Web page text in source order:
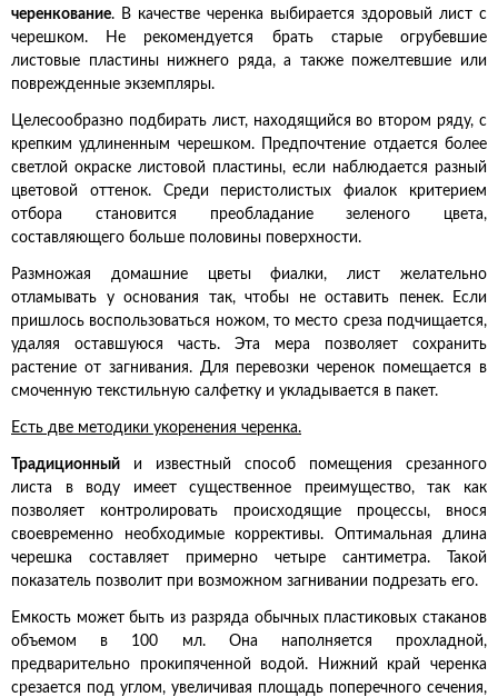
черенкование. В качестве черенка выбирается здоровый лист с
черешком. Не рекомендуется брать старые огрубевшие
листовые пластины нижнего ряда, а также пожелтевшие или
поврежденные экземпляры.
Целесообразно подбирать лист, находящийся во втором ряду, с
крепким удлиненным черешком. Предпочтение отдается более
светлой окраске листовой пластины, если наблюдается разный
цветовой оттенок. Среди перистолистых фиалок критерием
отбора становится преобладание зеленого цвета,
составляющего больше половины поверхности.
Размножая домашние цветы фиалки, лист желательно
отламывать у основания так, чтобы не оставить пенек. Если
пришлось воспользоваться ножом, то место среза подчищается,
удаляя оставшуюся часть. Эта мера позволяет сохранить
растение от загнивания. Для перевозки черенок помещается в
смоченную текстильную салфетку и укладывается в пакет.
Есть две методики укоренения черенка.
Традиционный и известный способ помещения срезанного
листа в воду имеет существенное преимущество, так как
позволяет контролировать происходящие процессы, внося
своевременно необходимые коррективы. Оптимальная длина
черешка составляет примерно четыре сантиметра. Такой
показатель позволит при возможном загнивании подрезать его.
Емкость может быть из разряда обычных пластиковых стаканов
объемом в 100 мл. Она наполняется прохладной,
предварительно прокипяченной водой. Нижний край черенка
срезается под углом, увеличивая площадь поперечного сечения,